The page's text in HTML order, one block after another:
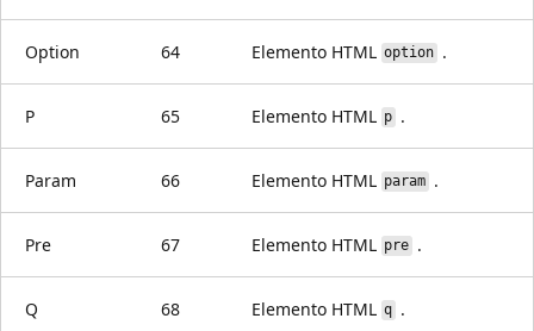
Option 64 Elemento HTML option .
P 65 Elemento HTML p.
Param 66 Elemento HTML param.
Pre 67 Elemento HTML pre.
Q 68 Elemento HTML q.